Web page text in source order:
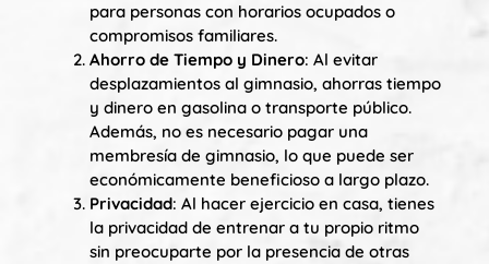
para personas con horarios ocupados o
compromisos familiares.
Ahorro de Tiempo y Dinero: Al evitar
desplazamientos al gimnasio, ahorras tiempo
y dinero en gasolina o transporte público.
Además, no es necesario pagar una
membresía de gimnasio, lo que puede ser
económicamente beneficioso a largo plazo.
Privacidad: Al hacer ejercicio en casa, tienes
la privacidad de entrenar a tu propio ritmo
sin preocuparte por la presencia de otras